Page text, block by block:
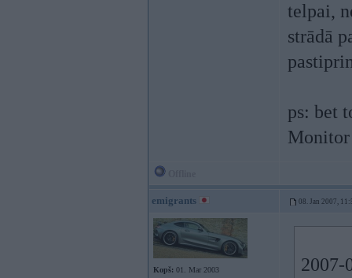
telpai,
strādā
ps: bet
emigrants 08. Jan 2007,
Kopš: 01. Mar 2003
2007-